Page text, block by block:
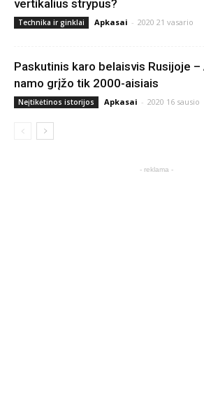
vertikalius strypus?
Technika ir ginklai Apkasai - 2020 21 vasario
Paskutinis karo belaisvis Rusijoje
namo grįžo tik 2000-aisiais
Neįtikėtinos istorijos Apkasai - 2020 16 sausio
- reklama -